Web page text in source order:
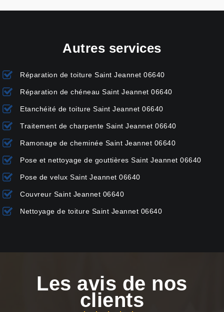
Autres services
Réparation de toiture Saint Jeannet 06640
Réparation de chéneau Saint Jeannet 06640
Etanchéité de toiture Saint Jeannet 06640
Traitement de charpente Saint Jeannet 06640
Ramonage de cheminée Saint Jeannet 06640
Pose et nettoyage de gouttières Saint Jeannet 06640
Pose de velux Saint Jeannet 06640
Couvreur Saint Jeannet 06640
Nettoyage de toiture Saint Jeannet 06640
Les avis de nos
clients